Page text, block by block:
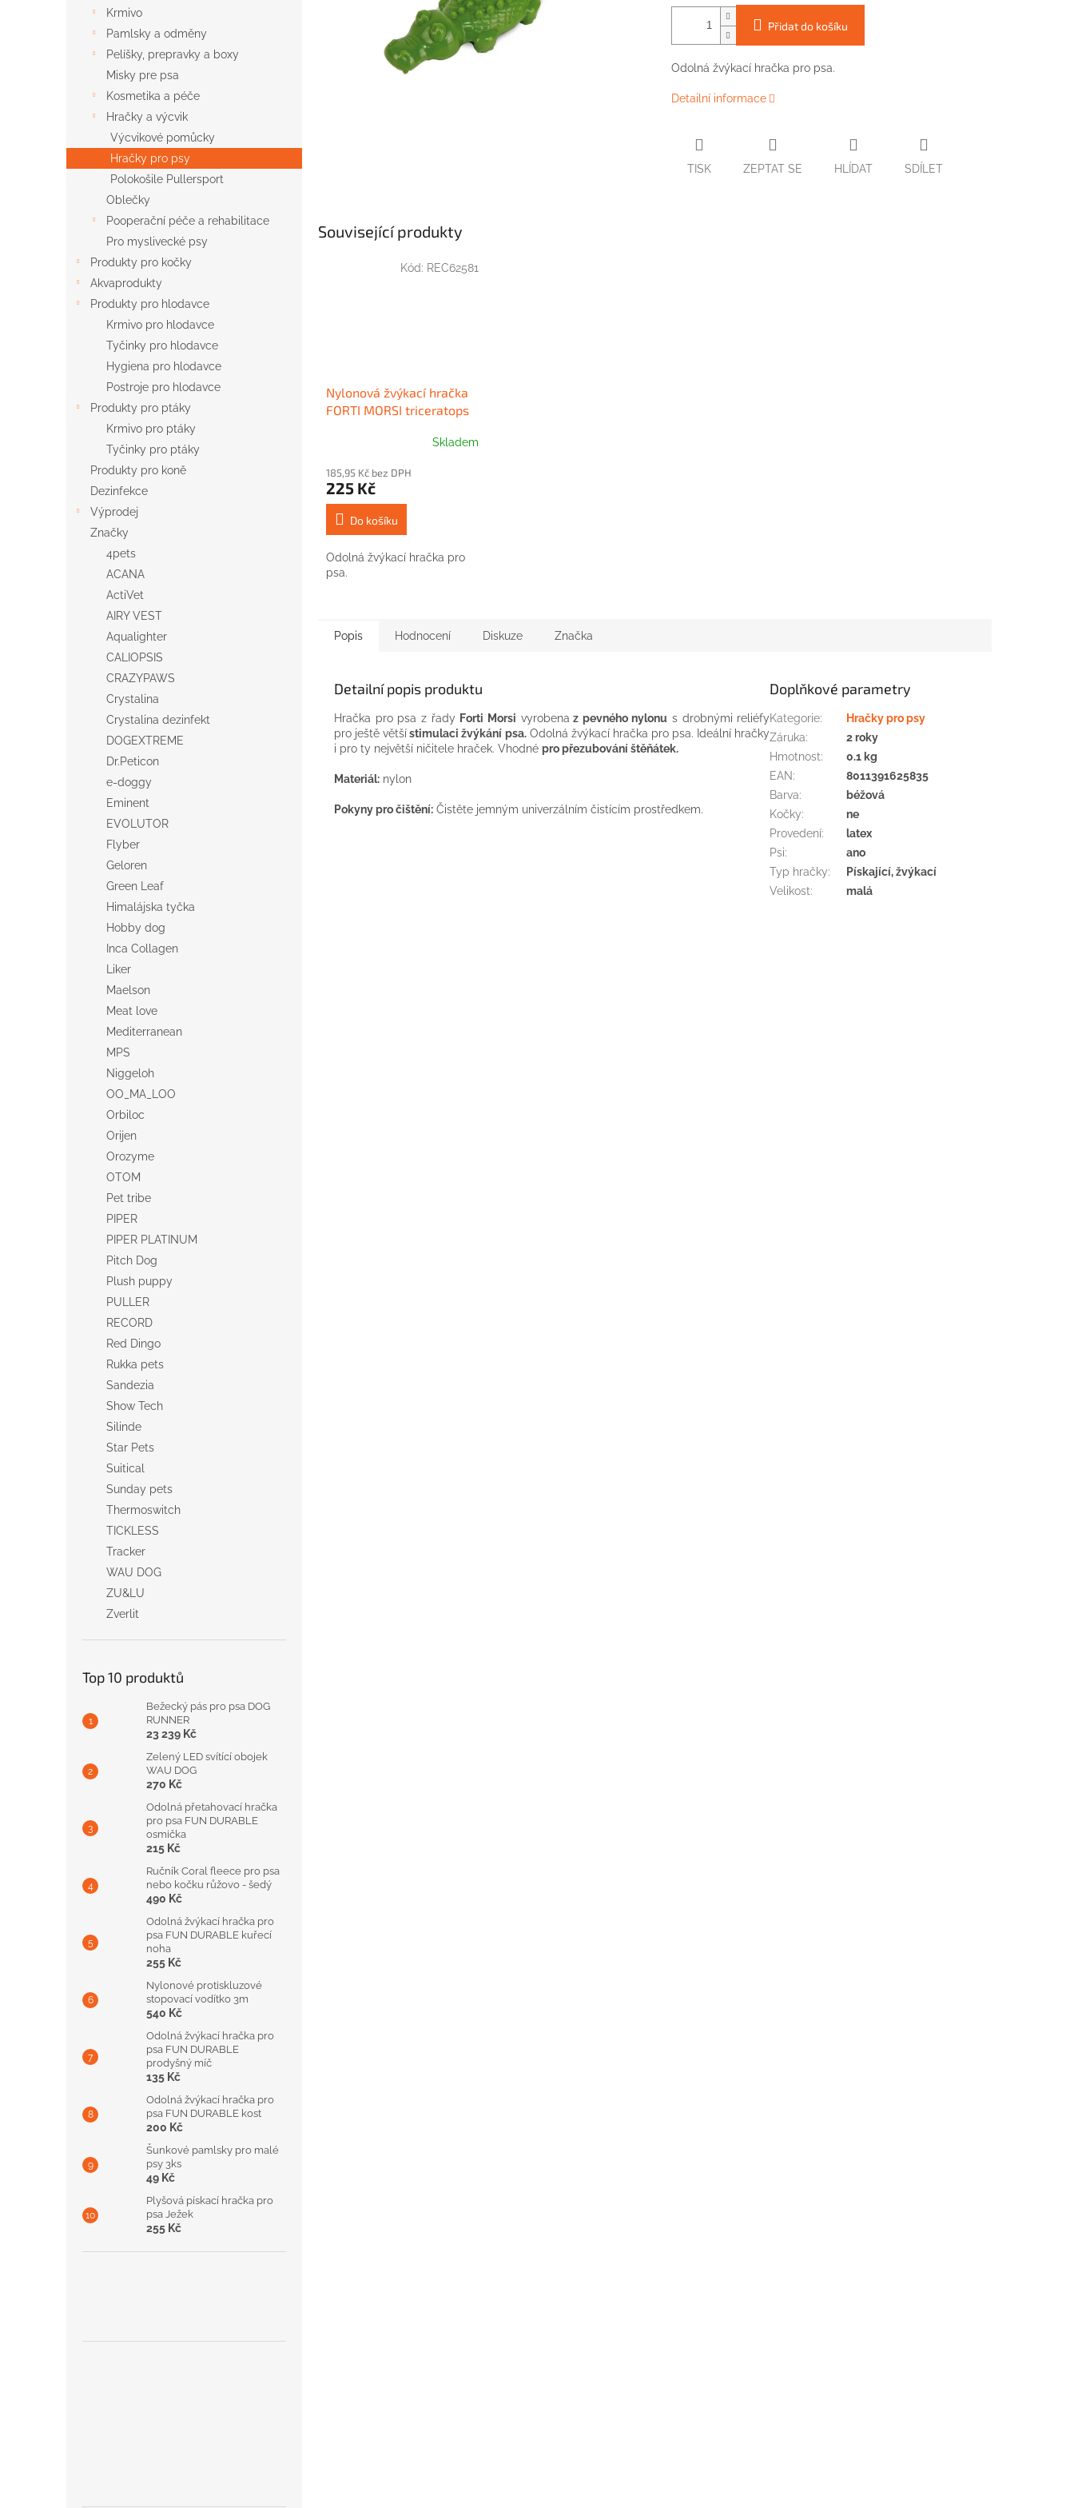
Krmivo
Pamlsky a odměny
Pelíšky, prepravky a boxy
Misky pre psa
Kosmetika a péče
Hračky a výcvik
Výcvikové pomůcky
Hračky pro psy
Polokošile Pullersport
Oblečky
Pooperační péče a rehabilitace
Pro myslivecké psy
Produkty pro kočky
Akvaprodukty
Produkty pro hlodavce
Krmivo pro hlodavce
Tyčinky pro hlodavce
Hygiena pro hlodavce
Postroje pro hlodavce
Produkty pro ptáky
Krmivo pro ptáky
Tyčinky pro ptáky
Produkty pro koně
Dezinfekce
Výprodej
Značky
4pets
ACANA
ActiVet
AIRY VEST
Aqualighter
CALIOPSIS
CRAZYPAWS
Crystalina
Crystalina dezinfekt
DOGEXTREME
Dr.Peticon
e-doggy
Eminent
EVOLUTOR
Flyber
Geloren
Green Leaf
Himalájska tyčka
Hobby dog
Inca Collagen
Liker
Maelson
Meat love
Mediterranean
MPS
Niggeloh
OO_MA_LOO
Orbiloc
Orijen
Orozyme
OTOM
Pet tribe
PIPER
PIPER PLATINUM
Pitch Dog
Plush puppy
PULLER
RECORD
Red Dingo
Rukka pets
Sandezia
Show Tech
Silinde
Star Pets
Suitical
Sunday pets
Thermoswitch
TICKLESS
Tracker
WAU DOG
ZU&LU
Zverlit
Top 10 produktů
Bežecký pás pro psa DOG
RUNNER
23 239 Kč
Zelený LED svítící obojek
WAU DOG
270 Kč
Odolná přetahovací hračka
pro psa FUN DURABLE
osmička
215 Kč
Ručník Coral fleece pro psa
nebo kočku růžovo - šedý
490 Kč
Odolná žvýkací hračka pro
psa FUN DURABLE kuřecí
noha
255 Kč
Nylonové protiskluzové
stopovací vodítko 3m
540 Kč
Odolná žvýkací hračka pro
psa FUN DURABLE
prodyšný míč
135 Kč
Odolná žvýkací hračka pro
psa FUN DURABLE kost
200 Kč
Šunkové pamlsky pro malé
psy 3ks
49 Kč
Plyšová pískací hračka pro
psa Ježek
255 Kč
Přidat do košíku
Odolná žvýkací hračka pro psa.
Detailní informace
TISK ZEPTAT SE HLÍDAT SDÍLET
Související produkty
Nylonová žvýkací hračka
FORTI MORSI triceratops
Skladem
185,95 Kč bez DPH
225 Kč
Do košíku
Odolná žvýkací hračka pro
psa.
Kód: REC62581
Popis Hodnocení Diskuze Značka
Detailní popis produktu
Hračka pro psa z řady Forti Morsi vyrobena z pevného nylonu s drobnými reliéfy
pro ještě většístimulaci žvýkání psa.Odolná žvýkací hračka pro psa. Ideální hračky
i pro ty největší ničitele hraček. Vhodné pro přezubování štěňátek.
Materiál: nylon
Pokyny pro čištění: Čistěte jemným univerzálním čistícím prostředkem.
Doplňkové parametry
Kategorie:
Hračky pro psy
Záruka:
2 roky
Hmotnost:
0.1 kg
EAN:
8011391625835
Barva:
béžová
Kočky:
ne
Provedení:
latex
Psi:
ano
Typ hračky:
Pískající, žvýkací
Velikost: malá